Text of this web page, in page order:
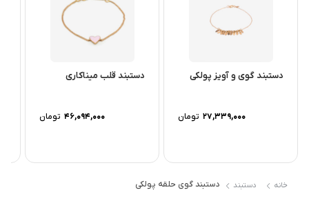
ساخته‌شده ازطلای ۱۸ عیار
ترکیب پولک‌های تخت و گوی‌های ریز در مرکز زنجیر.
نماد سرزندگی و زیبایی سیال.
دستبند گوی و آویز پولکی
27,339,000 تومان
دستبند قلب میناکاری
46,094,000 تومان
خانه دستبند دستبند گوی حلقه پولکی